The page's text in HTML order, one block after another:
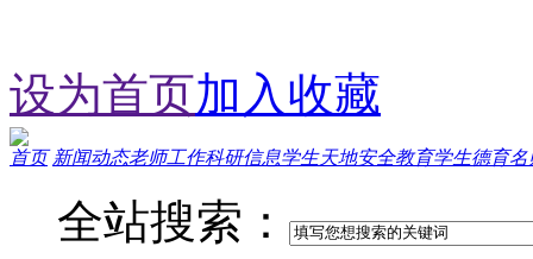
设为首页加入收藏
首页 新闻动态老师工作科研信息学生天地安全教育学生德育名
全站搜索：